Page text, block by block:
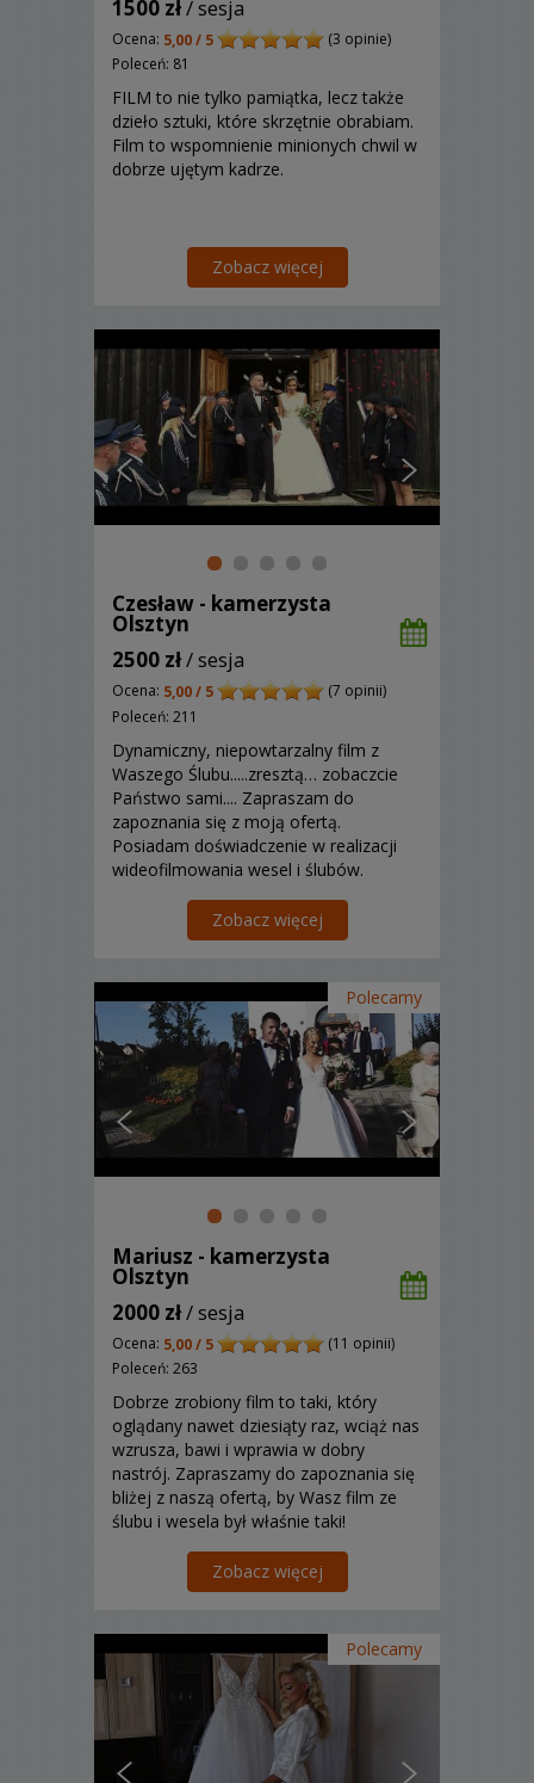
1500 zł/ sesja
Ocena: 5,00 / 5
(3 opinie)
Poleceń: 81
FILM to nie tylko pamiątka, lecz także
dzieło sztuki, które skrzętnie obrabiam.
Film to wspomnienie minionych chwil w
dobrze ujętym kadrze.
Zobacz więcej
Czesław - kamerzysta
Olsztyn
2500 zł/ sesja
Ocena: 5,00 / 5
(7 opinii)
Poleceń: 211
Dynamiczny, niepowtarzalny film z
Waszego Ślubu.....zresztą… zobaczcie
Państwo sami.... Zapraszam do
zapoznania się z moją ofertą.
Posiadam doświadczenie w realizacji
wideofilmowania wesel i ślubów.
indywidualnie!Zobacz więcej
Polecamy
Mariusz - kamerzysta
Olsztyn
2000 zł/ sesja
Ocena: 5,00 / 5
(11 opinii)
Poleceń: 263
Dobrze zrobiony film to taki, który
oglądany nawet dziesiąty raz, wciąż nas
wzrusza, bawi i wprawia w dobry
nastrój. Zapraszamy do zapoznania się
bliżej z naszą ofertą, by Wasz film ze
ślubu i wesela był właśnie taki!
Zobacz więcej
Polecamy